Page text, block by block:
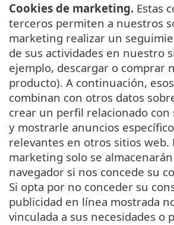
Cookies de marketing. Estas
terceros permiten a nuestros
marketing realizar un
de sus actividades en nuestro
ejemplo, descargar o comprar
producto). A continuación,
combinan con otros datos
crear un perfil relacionado con
y mostrarle anuncios
relevantes en otros sitios web.
marketing solo se
navegador si nos concede su
Si opta por no conceder su
publicidad en línea mostrada
vinculada a sus necesidades o